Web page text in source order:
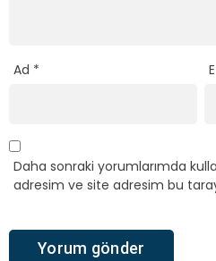
Ad *
Daha sonraki yorumlarımda
adresim ve site adresim bu